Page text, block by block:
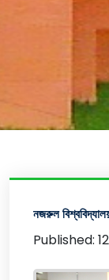
নজরুল
Published: